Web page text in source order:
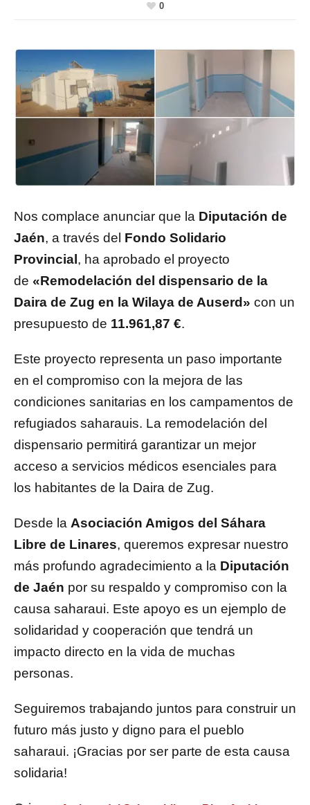
0
Nos complace anunciar que la Diputación de
Jaén, a través del Fondo Solidario
Provincial , ha aprobado el proyecto
de «Remodelación del dispensario de la
Daira de Zug en la Wilaya de Auserd» con un
presupuesto de 11.961,87 €.
Este proyecto representa un paso importante
en el compromiso con la mejora de las
condiciones sanitarias en los campamentos de
refugiados saharauis. La remodelación del
dispensario permitirá garantizar un mejor
acceso a servicios médicos esenciales para
los habitantes de la Daira de Zug.
Desde la Asociación Amigos del Sáhara
Libre de Linares, queremos expresar nuestro
más profundo agradecimiento a la Diputación
de Jaén por su respaldo y compromiso con la
causa saharaui. Este apoyo es un ejemplo de
solidaridad y cooperación que tendrá un
impacto directo en la vida de muchas
personas.
Seguiremos trabajando juntos para construir un
futuro más justo y digno para el pueblo
saharaui. ¡Gracias por ser parte de esta causa
solidaria!